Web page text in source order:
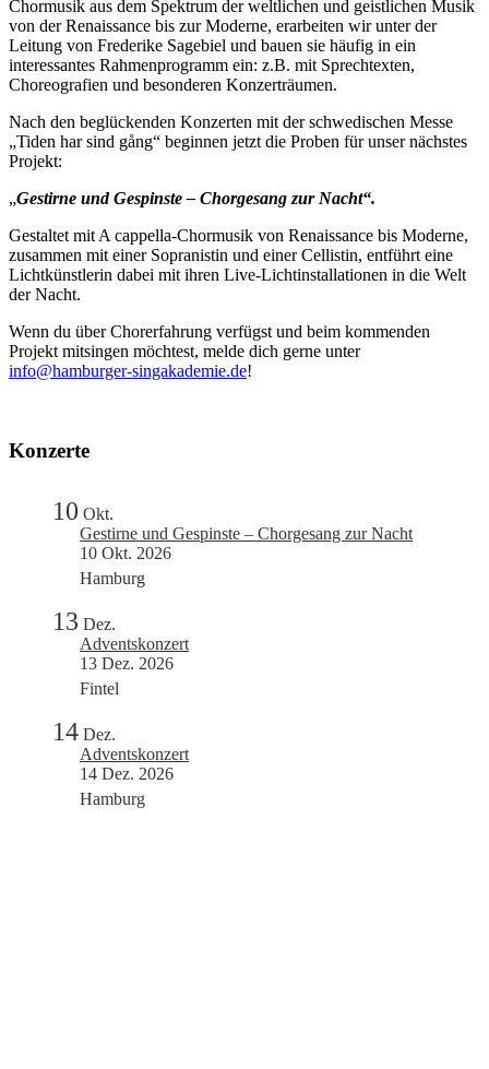
Chormusik aus dem Spektrum der weltlichen und geistlichen Musik
von der Renaissance bis zur Moderne, erarbeiten wir unter der
Leitung von Frederike Sagebiel und bauen sie häufig in ein
interessantes Rahmenprogramm ein: z.B. mit Sprechtexten,
Choreografien und besonderen Konzerträumen.
Nach den beglückenden Konzerten mit der schwedischen Messe
„Tiden har sind gång“ beginnen jetzt die Proben für unser nächstes
Projekt:
„Gestirne und Gespinste – Chorgesang zur Nacht“.
Gestaltet mit A cappella-Chormusik von Renaissance bis Moderne,
zusammen mit einer Sopranistin und einer Cellistin, entführt eine
Lichtkünstlerin dabei mit ihren Live-Lichtinstallationen in die Welt
der Nacht.
Wenn du über Chorerfahrung verfügst und beim kommenden
Projekt mitsingen möchtest, melde dich gerne unter
info@hamburger-singakademie.de!
Konzerte
10 Okt.
Gestirne und Gespinste – Chorgesang zur Nacht
10 Okt. 2026
Hamburg
13 Dez.
Adventskonzert
13 Dez. 2026
Fintel
14 Dez.
Adventskonzert
14 Dez. 2026
Hamburg